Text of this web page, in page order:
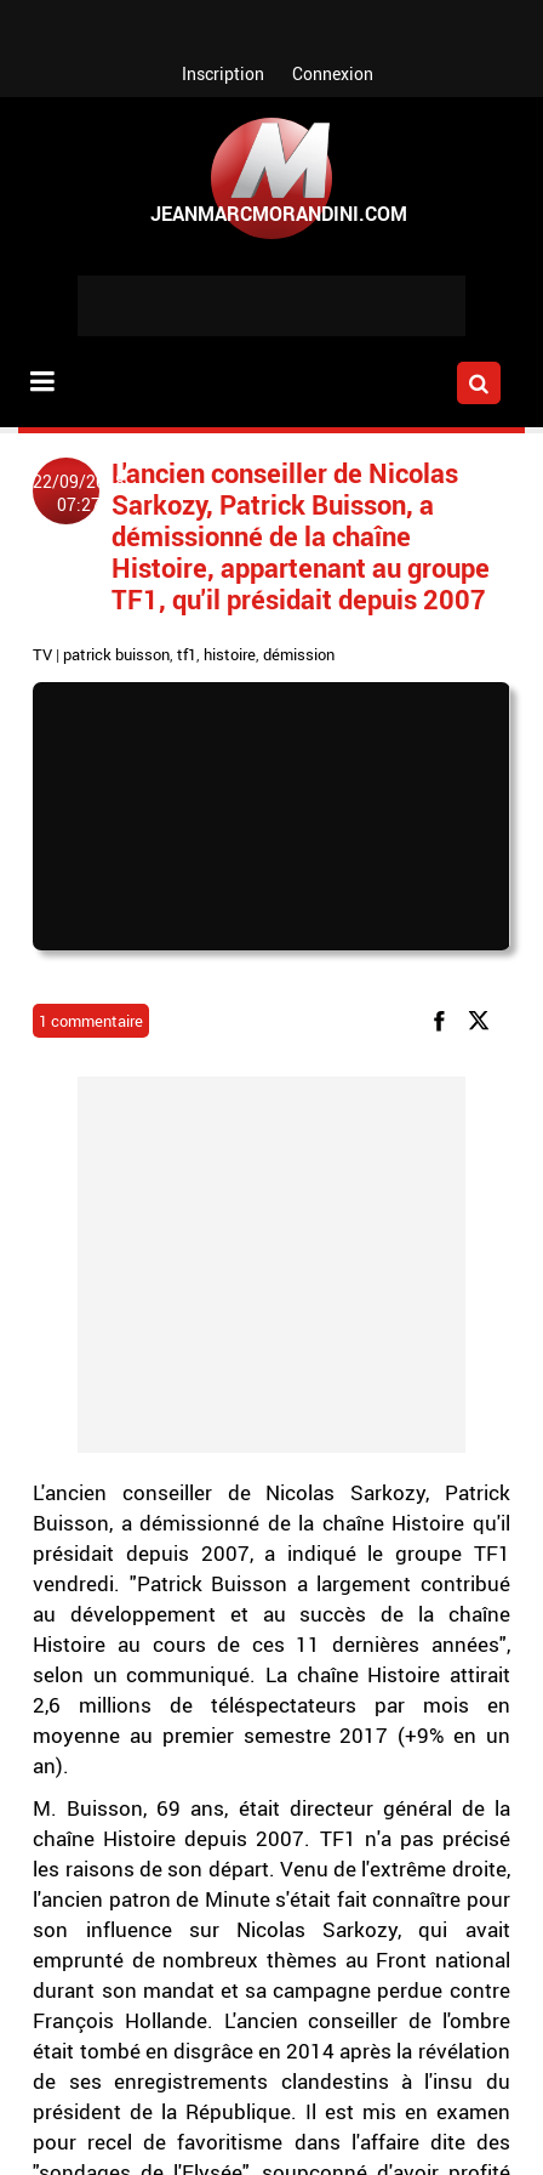
Inscription Connexion
22/09/2018
07:27
L'ancien conseiller de Nicolas
Sarkozy, Patrick Buisson, a
démissionné de la chaîne
Histoire, appartenant au groupe
TF1, qu'il présidait depuis 2007
TV |patrick buisson,tf1,histoire,démission
1 commentaire
L'ancien conseiller de Nicolas Sarkozy, Patrick
Buisson, a démissionné de la chaîne Histoire qu'il
présidait depuis 2007, a indiqué le groupe TF1
vendredi. "Patrick Buisson a largement contribué
au développement et au succès de la chaîne
Histoire au cours de ces 11 dernières années",
selon un communiqué. La chaîne Histoire attirait
2,6 millions de téléspectateurs par mois en
moyenne au premier semestre 2017 (+9% en un
an).
M. Buisson, 69 ans, était directeur général de la
chaîne Histoire depuis 2007. TF1 n'a pas précisé
les raisons de son départ. Venu de l'extrême droite,
l'ancien patron de Minute s'était fait connaître pour
son influence sur Nicolas Sarkozy, qui avait
emprunté de nombreux thèmes au Front national
durant son mandat et sa campagne perdue contre
François Hollande. L'ancien conseiller de l'ombre
était tombé en disgrâce en 2014 après la révélation
de ses enregistrements clandestins à l'insu du
président de la République. Il est mis en examen
pour recel de favoritisme dans l'affaire dite des